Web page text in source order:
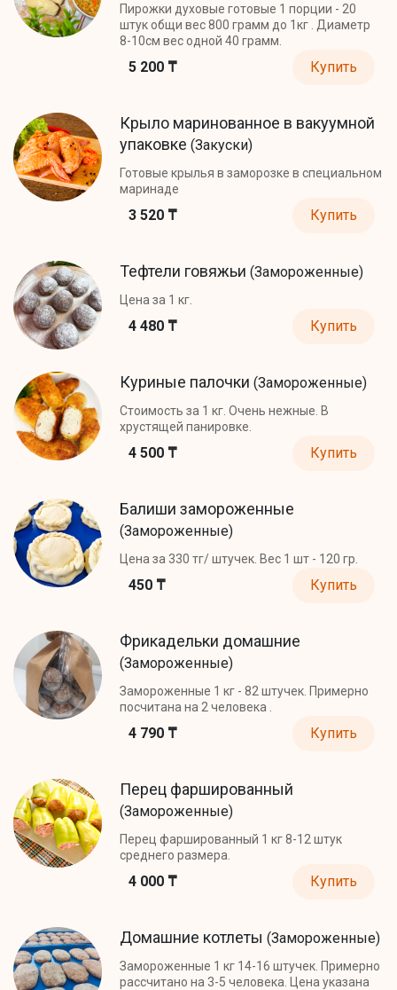
Пирожки духовые готовые 1 порции - 20
штук общи вес 800 грамм до 1кг . Диаметр
8-10см вес одной 40 грамм.
5 200 ₸ Купить
Крыло маринованное в вакуумной
упаковке (Закуски)
Готовые крылья в заморозке в специальном
маринаде
3 520 ₸ Купить
Тефтели говяжьи (Замороженные)
Цена за 1 кг.
4 480 ₸ Купить
Куриные палочки (Замороженные)
Стоимость за 1 кг. Очень нежные. В
хрустящей панировке.
4 500 ₸ Купить
Балиши замороженные
(Замороженные)
Цена за 330 тг/ штучек. Вес 1 шт - 120 гр.
450 ₸ Купить
Фрикадельки домашние
(Замороженные)
Замороженные 1 кг - 82 штучек. Примерно
посчитана на 2 человека .
4 790 ₸ Купить
Перец фаршированный
(Замороженные)
Перец фаршированный 1 кг 8-12 штук
среднего размера.
4 000 ₸ Купить
Домашние котлеты (Замороженные)
Замороженные 1 кг 14-16 штучек. Примерно
рассчитано на 3-5 человека. Цена указана